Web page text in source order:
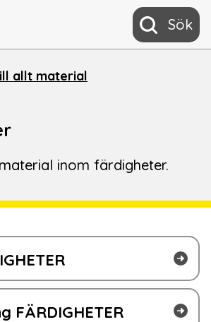
Sök
allt material
inom färdigheter.
FÄRDIGHETER